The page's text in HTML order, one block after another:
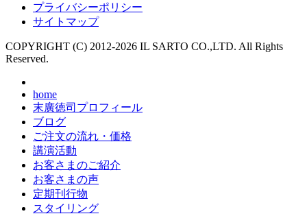
プライバシーポリシー
サイトマップ
COPYRIGHT (C) 2012-2026 IL SARTO CO.,LTD. All Rights
Reserved.
home
末廣徳司プロフィール
ブログ
ご注文の流れ・価格
講演活動
お客さまのご紹介
お客さまの声
定期刊行物
スタイリング